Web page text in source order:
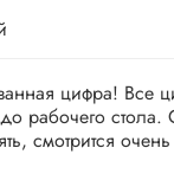
цифра! Все
рабочего
смотрится